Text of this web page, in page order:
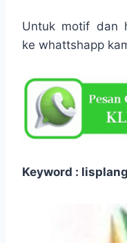
Untuk motif dan
ke whattshapp
Keyword :